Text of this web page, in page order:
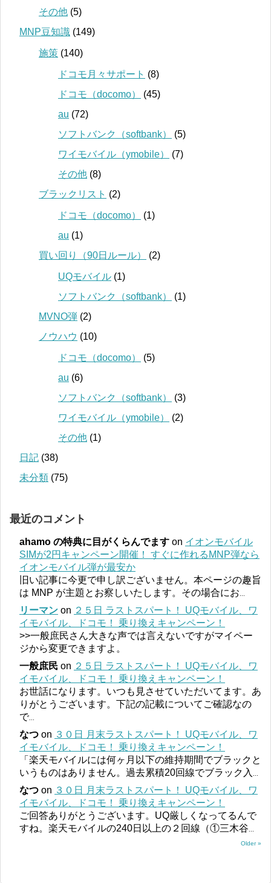
その他 (5)
MNP豆知識 (149)
施策 (140)
ドコモ月々サポート (8)
ドコモ（docomo）
(45)
au (72)
ソフトバンク（softbank）
(5)
ワイモバイル（ymobile）
(7)
その他 (8)
ブラックリスト (2)
ドコモ（docomo）
(1)
au (1)
買い回り（90日ルール）
(2)
UQモバイル (1)
ソフトバンク（softbank）
(1)
MVNO弾 (2)
ノウハウ (10)
ドコモ（docomo）
(5)
au (6)
ソフトバンク（softbank）
(3)
ワイモバイル（ymobile）
(2)
その他 (1)
日記 (38)
未分類 (75)
最近のコメント
ahamo の特典に目がくらんでます on イオンモバイル
SIMが2円キャンペーン開催！ すぐに作れるMNP弾なら
イオンモバイル弾が最安か
旧い記事に今更で申し訳ございません。本ページの趣旨
は MNP が主題とお察しいたします。その場合にお
リーマン on ２５日 ラストスパート！ UQモバイル、ワ
イモバイル、ドコモ！ 乗り換えキャンペーン！
>>一般庶民さん大きな声では言えないですがマイペー
ジから変更できますよ。
一般庶民 on ２５日 ラストスパート！ UQモバイル、ワ
イモバイル、ドコモ！ 乗り換えキャンペーン！
お世話になります。いつも見させていただいてます。あ
りがとうございます。下記の記載についてご確認なの
で...
なつ on ３０日 月末ラストスパート！ UQモバイル、ワ
イモバイル、ドコモ！ 乗り換えキャンペーン！
「楽天モバイルには何ヶ月以下の維持期間でブラックと
いうものはありません。過去累積20回線でブラック入
なつ on ３０日 月末ラストスパート！ UQモバイル、ワ
イモバイル、ドコモ！ 乗り換えキャンペーン！
ご回答ありがとうございます。UQ厳しくなってるんで
すね。楽天モバイルの240日以上の２回線（①三木谷
Older »